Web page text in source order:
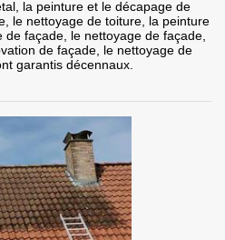
la peinture et le décapage de
le nettoyage de toiture, la peinture
de façade, le nettoyage de façade,
de façade, le nettoyage de
garantis décennaux.